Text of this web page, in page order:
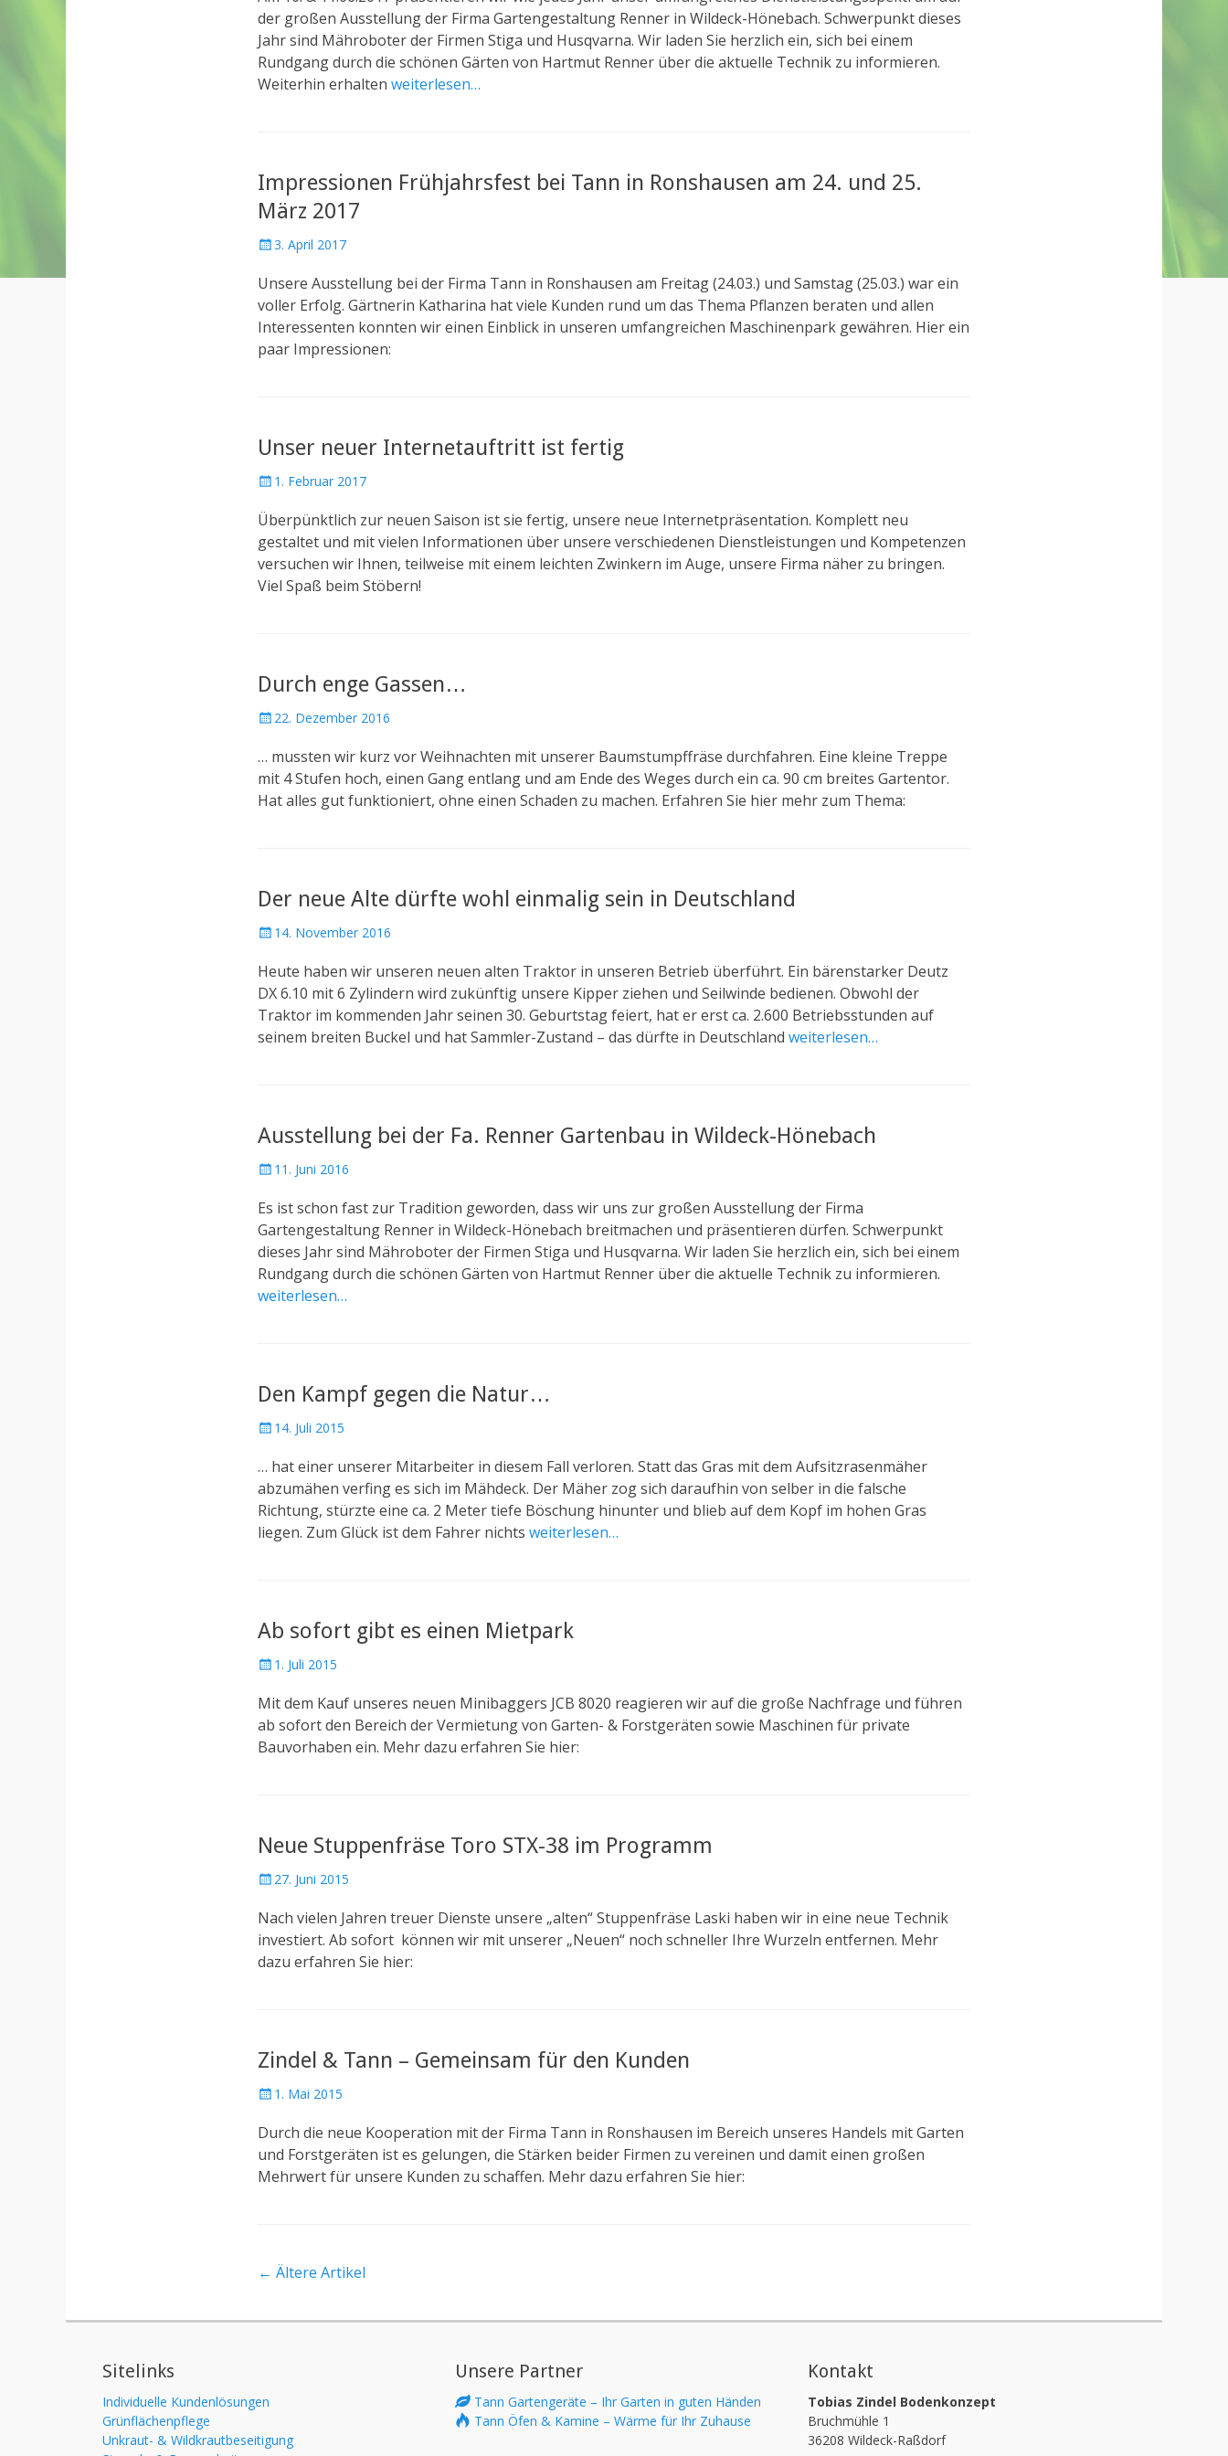
t
e
d
o
n
der großen Ausstellung der Firma Gartengestaltung Renner in Wildeck-Hönebach. Schwerpunkt dieses
Jahr sind Mähroboter der Firmen Stiga und Husqvarna. Wir laden Sie herzlich ein, sich bei einem
Rundgang durch die schönen Gärten von Hartmut Renner über die aktuelle Technik zu informieren.
Weiterhin erhalten weiterlesen…
Impressionen Frühjahrsfest bei Tann in Ronshausen am 24. und 25.
März 2017
P
s
t
e
o
3. April 2017
Unsere Ausstellung bei der Firma Tann in Ronshausen am Freitag (24.03.) und Samstag (25.03.) war ein
voller Erfolg. Gärtnerin Katharina hat viele Kunden rund um das Thema Pflanzen beraten und allen
Interessenten konnten wir einen Einblick in unseren umfangreichen Maschinenpark gewähren. Hier ein
paar Impressionen:
Unser neuer Internetauftritt ist fertig
P
s
t
e
d
o
1. Februar 2017
Überpünktlich zur neuen Saison ist sie fertig, unsere neue Internetpräsentation. Komplett neu
gestaltet und mit vielen Informationen über unsere verschiedenen Dienstleistungen und Kompetenzen
versuchen wir Ihnen, teilweise mit einem leichten Zwinkern im Auge, unsere Firma näher zu bringen.
Viel Spaß beim Stöbern!
Durch enge Gassen…
P
s
t
e
22. Dezember 2016
… mussten wir kurz vor Weihnachten mit unserer Baumstumpffräse durchfahren. Eine kleine Treppe
mit 4 Stufen hoch, einen Gang entlang und am Ende des Weges durch ein ca. 90 cm breites Gartentor.
Hat alles gut funktioniert, ohne einen Schaden zu machen. Erfahren Sie hier mehr zum Thema:
Der neue Alte dürfte wohl einmalig sein in Deutschland
P
s
t
e
o
14. November 2016
Heute haben wir unseren neuen alten Traktor in unseren Betrieb überführt. Ein bärenstarker Deutz
DX 6.10 mit 6 Zylindern wird zukünftig unsere Kipper ziehen und Seilwinde bedienen. Obwohl der
Traktor im kommenden Jahr seinen 30. Geburtstag feiert, hat er erst ca. 2.600 Betriebsstunden auf
seinem breiten Buckel und hat Sammler-Zustand – das dürfte in Deutschland weiterlesen…
Ausstellung bei der Fa. Renner Gartenbau in Wildeck-Hönebach
P
s
t
e
d
o
n
11. Juni 2016
Es ist schon fast zur Tradition geworden, dass wir uns zur großen Ausstellung der Firma
Gartengestaltung Renner in Wildeck-Hönebach breitmachen und präsentieren dürfen. Schwerpunkt
dieses Jahr sind Mähroboter der Firmen Stiga und Husqvarna. Wir laden Sie herzlich ein, sich bei einem
Rundgang durch die schönen Gärten von Hartmut Renner über die aktuelle Technik zu informieren.
weiterlesen…
Den Kampf gegen die Natur…
P
s
t
e
d
o
14. Juli 2015
… hat einer unserer Mitarbeiter in diesem Fall verloren. Statt das Gras mit dem Aufsitzrasenmäher
abzumähen verfing es sich im Mähdeck. Der Mäher zog sich daraufhin von selber in die falsche
Richtung, stürzte eine ca. 2 Meter tiefe Böschung hinunter und blieb auf dem Kopf im hohen Gras
liegen. Zum Glück ist dem Fahrer nichts weiterlesen…
Ab sofort gibt es einen Mietpark
P
s
t
e
1. Juli 2015
Mit dem Kauf unseres neuen Minibaggers JCB 8020 reagieren wir auf die große Nachfrage und führen
ab sofort den Bereich der Vermietung von Garten- & Forstgeräten sowie Maschinen für private
Bauvorhaben ein. Mehr dazu erfahren Sie hier:
Neue Stuppenfräse Toro STX-38 im Programm
P
s
t
e
27. Juni 2015
Nach vielen Jahren treuer Dienste unsere „alten“ Stuppenfräse Laski haben wir in eine neue Technik
investiert. Ab sofort können wir mit unserer „Neuen“ noch schneller Ihre Wurzeln entfernen. Mehr
dazu erfahren Sie hier:
Zindel & Tann – Gemeinsam für den Kunden
P
s
t
e
1. Mai 2015
Durch die neue Kooperation mit der Firma Tann in Ronshausen im Bereich unseres Handels mit Garten
und Forstgeräten ist es gelungen, die Stärken beider Firmen zu vereinen und damit einen großen
Mehrwert für unsere Kunden zu schaffen. Mehr dazu erfahren Sie hier:
Artikel-
← Ältere Artikel
Sitelinks
Individuelle Kundenlösungen
Grünflächenpflege
Unkraut- & Wildkrautbeseitigung
Unsere Partner
Tann Gartengeräte – Ihr Garten in guten Händen
Tann Öfen & Kamine – Wärme für Ihr Zuhause
Kontakt
Tobias Zindel Bodenkonzept
Bruchmühle 1
36208 Wildeck-Raßdorf